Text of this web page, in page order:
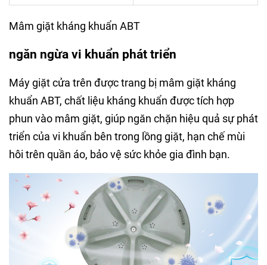
Mâm giặt kháng khuẩn ABT
ngăn ngừa vi khuẩn phát triển
Máy giặt cửa trên được trang bị mâm giặt kháng
khuẩn ABT, chất liệu kháng khuẩn được tích hợp
phun vào mâm giặt, giúp ngăn chặn hiệu quả sự phát
triển của vi khuẩn bên trong lồng giặt, hạn chế mùi
hôi trên quần áo, bảo vệ sức khỏe gia đình bạn.